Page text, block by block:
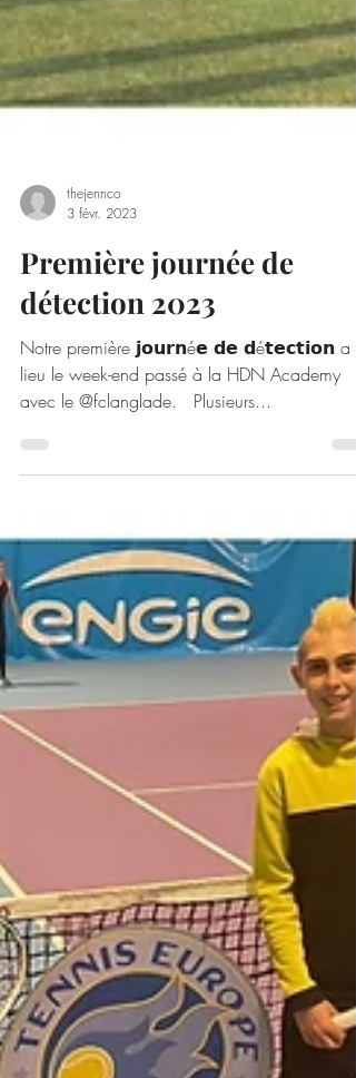
thejennco
3 févr. 2023
Première journée de
détection 2023
Notre première 𝗷𝗼𝘂𝗿𝗻é𝗲 𝗱𝗲 𝗱é𝘁𝗲𝗰𝘁𝗶𝗼𝗻 a
lieu le week-end passé à la HDN Academy